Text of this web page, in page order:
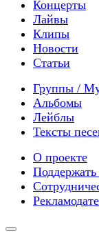
Концерты
Лайвы
Клипы
Новости
Статьи
Группы /
Альбомы
Лейблы
Тексты
О проекте
Поддержать